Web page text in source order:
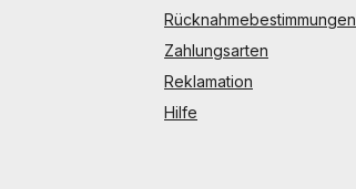
Rücknahmebestimmungen
Zahlungsarten
Reklamation
Hilfe